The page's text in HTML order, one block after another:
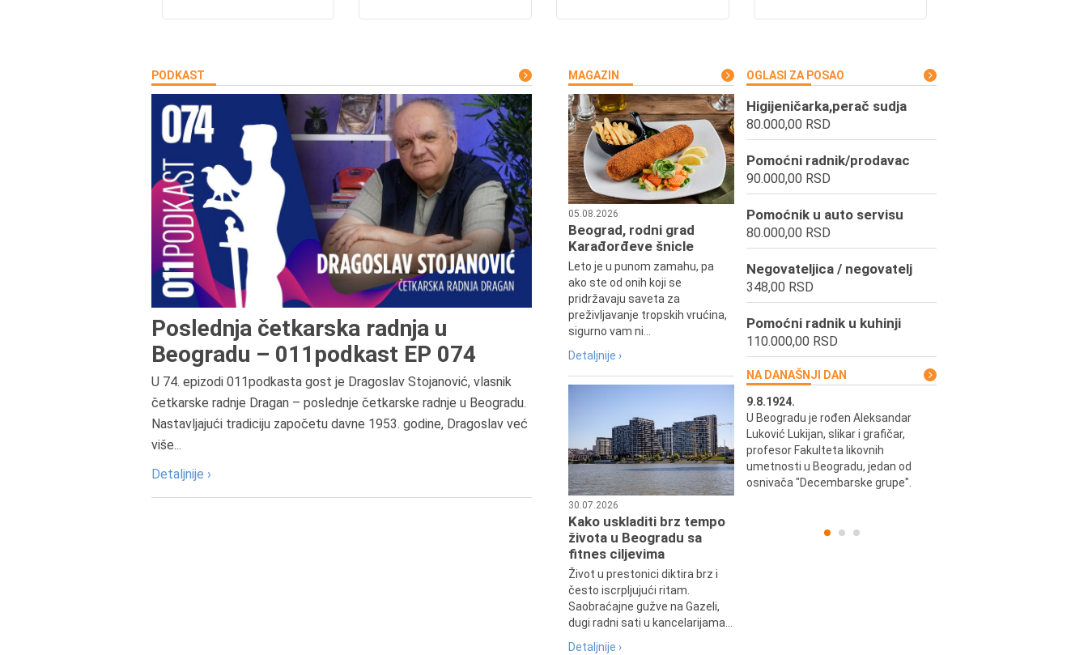
PODKAST
Poslednja četkarska radnja u
Beogradu – 011podkast EP 074
U 74. epizodi 011podkasta gost je Dragoslav Stojanović, vlasnik
četkarske radnje Dragan – poslednje četkarske radnje u Beogradu.
Nastavljajući tradiciju započetu davne 1953. godine, Dragoslav već
više...
Detaljnije ›
MAGAZIN
05.08.2026
Beograd, rodni grad
Karađorđeve šnicle
Leto je u punom zamahu, pa
ako ste od onih koji se
pridržavaju saveta za
preživljavanje tropskih vrućina,
sigurno vam ni...
Detaljnije ›
30.07.2026
Kako uskladiti brz tempo
života u Beogradu sa
fitnes ciljevima
Život u prestonici diktira brz i
često iscrpljujući ritam.
Saobraćajne gužve na Gazeli,
dugi radni sati u kancelarijama...
Detaljnije ›
OGLASI ZA POSAO
Higijeničarka,perač sudja
80.000,00 RSD
Pomoćni radnik/prodavac
90.000,00 RSD
Pomoćnik u auto servisu
80.000,00 RSD
Negovateljica / negovatelj
348,00 RSD
Pomoćni radnik u kuhinji
110.000,00 RSD
NA DANAŠNJI DAN
Dositej Obradović je došao u Srbiju i
u Beograd, gde je nastavio književni i
prosvetni rad, čime je simbolično
najavljen povratak glavnih tokova
srpske kulture južno od Save i
Dunava.
9.8.1924.
U Beogradu je rođen Aleksandar
Luković Lukijan, slikar i grafičar,
profesor Fakulteta likovnih
umetnosti u Beogradu, jedan od
osnivača "Decembarske grupe".